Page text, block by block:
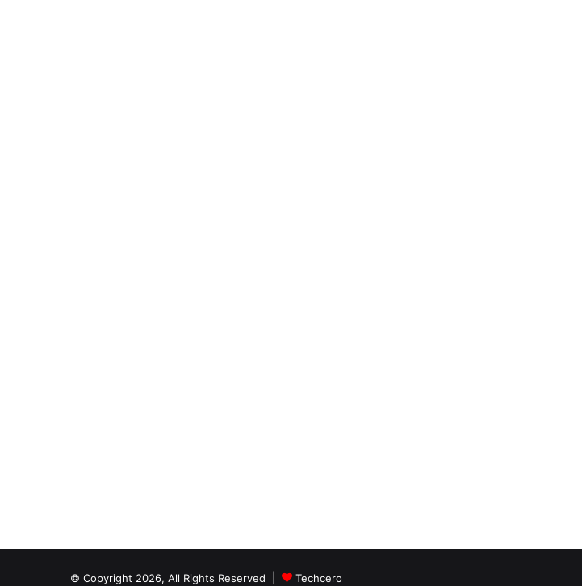
© Copyright 2026, All Rights Reserved | Techcero